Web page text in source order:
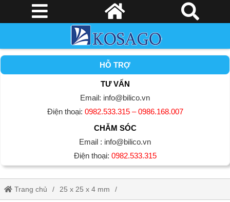
HỖ TRỢ
TƯ VẤN
Email: info@bilico.vn
Điện thoại: 0982.533.315 – 0986.168.007
CHĂM SÓC
Email : info@bilico.vn
Điện thoại: 0982.533.315
Trang chủ 25 x 25 x 4 mm